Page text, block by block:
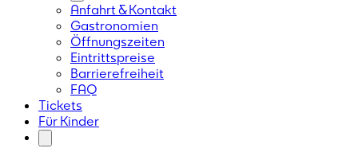
Anfahrt & Kontakt
Gastronomien
Öffnungszeiten
Eintrittspreise
Barrierefreiheit
FAQ
Tickets
Für Kinder